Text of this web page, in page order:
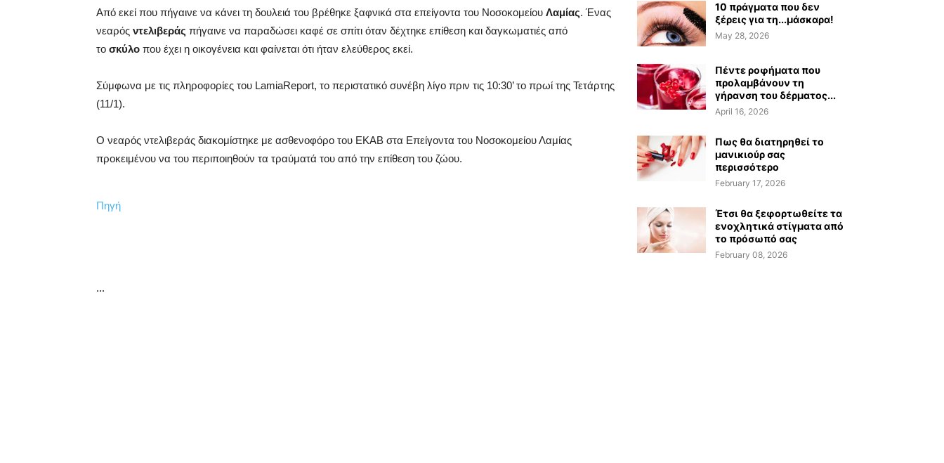
Από εκεί που πήγαινε να κάνει τη δουλειά του βρέθηκε ξαφνικά στα επείγοντα του Νοσοκομείου Λαμίας. Ένας
νεαρός ντελιβεράς πήγαινε να παραδώσει καφέ σε σπίτι όταν δέχτηκε επίθεση και δαγκωματιές από
το σκύλο που έχει η οικογένεια και φαίνεται ότι ήταν ελεύθερος εκεί.
Σύμφωνα με τις πληροφορίες του LamiaReport, το περιστατικό συνέβη λίγο πριν τις 10:30’ το πρωί της Τετάρτης
(11/1).
Ο νεαρός ντελιβεράς διακομίστηκε με ασθενοφόρο του ΕΚΑΒ στα Επείγοντα του Νοσοκομείου Λαμίας
προκειμένου να του περιποιηθούν τα τραύματά του από την επίθεση του ζώου.
Πηγή
...
10 πράγματα που δεν
ξέρεις για τη...μάσκαρα!
May 28, 2026
Πέντε ροφήματα που
προλαμβάνουν τη
γήρανση του δέρματος...
April 16, 2026
Πως θα διατηρηθεί το
μανικιούρ σας
περισσότερο
February 17, 2026
Έτσι θα ξεφορτωθείτε τα
ενοχλητικά στίγματα από
το πρόσωπό σας
February 08, 2026